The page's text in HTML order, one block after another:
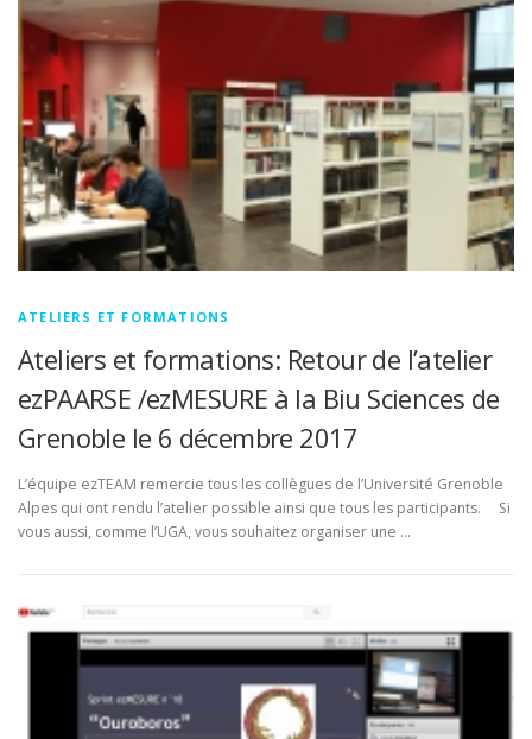
ATELIERS ET FORMATIONS
Ateliers et formations: Retour de l’atelier
ezPAARSE /ezMESURE à la Biu Sciences de
Grenoble le 6 décembre 2017
L’équipe ezTEAM remercie tous les collègues de l’Université Grenoble
Alpes qui ont rendu l’atelier possible ainsi que tous les participants. Si
vous aussi, comme l’UGA, vous souhaitez organiser une …